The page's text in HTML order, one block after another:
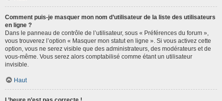
Comment puis-je masquer mon nom d’utilisateur de la liste des utilisateurs
en ligne ?
Dans le panneau de contrôle de l’utilisateur, sous « Préférences du forum »,
vous trouverez l’option « Masquer mon statut en ligne ». Si vous activez cette
option, vous ne serez visible que des administrateurs, des modérateurs et de
vous-même. Vous serez alors comptabilisé comme étant un utilisateur
invisible.
Haut